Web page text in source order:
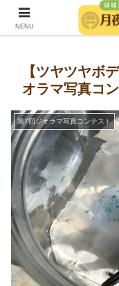
発行：月
【ツヤツヤボ
オラマ写真コ
第7回ジオラマ写真コンテスト
NENU